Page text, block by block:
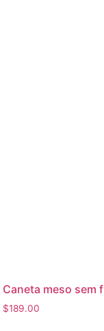
Caneta meso sem
$189.00